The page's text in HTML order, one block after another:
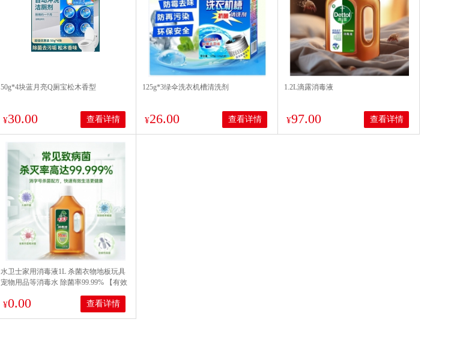
50g*4块蓝月亮Q厕宝松木香型
¥30.00 查看详情
125g*3绿伞洗衣机槽清洗剂
¥26.00 查看详情
1.2L滴露消毒液
¥97.00 查看详情
水卫士家用消毒液1L 杀菌衣物地板玩具
宠物用品等消毒水 除菌率99.99% 【有效
¥0.00 查看详情